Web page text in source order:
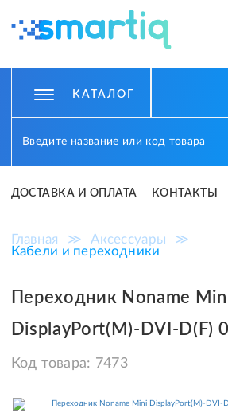
КАТАЛОГ
ДОСТАВКА И ОПЛАТА КОНТАКТЫ
Главная ≫ Аксессуары
≫
Кабели и переходники
Переходник Noname
DisplayPort(M)-DVI-D(F)
Код товара: 7473